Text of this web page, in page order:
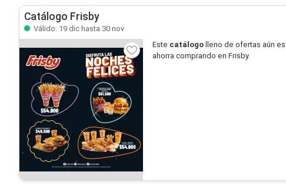
Catálogo Frisby
Válido: 19 dic hasta 30 nov
Este catálogo lleno de ofertas aún
ahorra comprando en Frisby.